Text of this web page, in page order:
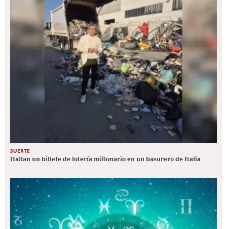
SUERTE
Hallan un billete de lotería millonario en un basurero de Italia